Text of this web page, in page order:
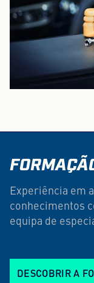
Experiência em
conhecimentos
equipa de
DESCOBRIR A